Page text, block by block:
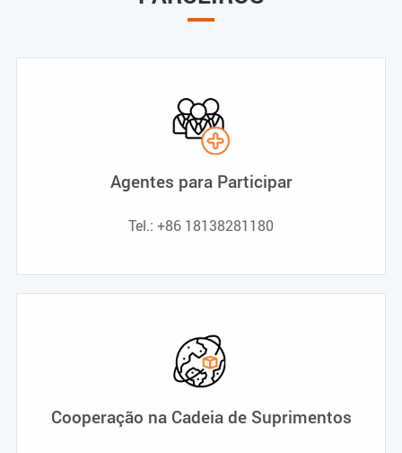
Agentes para Participar
Tel.: +86 18138281180
Cooperação na Cadeia de Suprimentos